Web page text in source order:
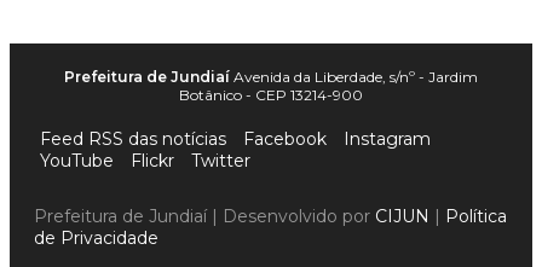
Prefeitura de Jundiaí Avenida da Liberdade, s/nº - Jardim
Botânico - CEP 13214-900
Feed RSS das notícias Facebook
Instagram
YouTube
Flickr Twitter
Prefeitura de Jundiaí | Desenvolvido por CIJUN | Política
de Privacidade